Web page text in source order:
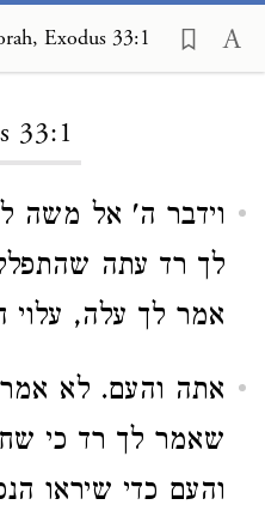
Exodus 33:1
33:1
וידבר ה' אל משה
לך רד עתה
אמר לך עלה, עלוי
אתה והעם. לא
שאמר לך רד כי
והעם כדי שיראו